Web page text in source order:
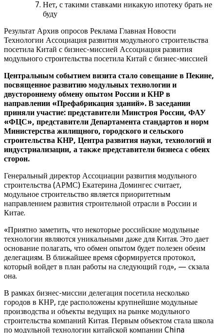
Нет, с такими ставками никакую ипотеку брать не
буду
Результат Архив опросов Реклама Главная Новости
Технологии Ассоциация развития модульного строительства
посетила Китай с бизнес-миссией Ассоциация развития
модульного строительства посетила Китай с бизнес-миссией
Центральным событием визита стало совещание в Пекине,
посвященное развитию модульных технологии и
двустороннему обмену опытом России и КНР в
направлении «Префабрикация зданий». В заседании
приняли участие: представители Минстроя России, ФАУ
«ФЦС», представители Департамента стандартов и норм
Министерства жилищного, городского и сельского
строительства КНР, Центра развития науки, технологий и
индустриализации, а также представители бизнеса с обеих
сторон.
Генеральный директор Ассоциации развития модульного
строительства (АРМС) Екатерина Домингес считает,
модульное строительство является приоритетным
направлением развития строительной отрасли в России и
Китае.
«Приятно заметить, что некоторые российские модульные
технологии являются уникальными даже для Китая. Это дает
основание полагать, что обмен опытом будет полезен обеим
делегациям. В ближайшее время сформируется протокол,
который войдет в план работы на следующий год», — скзала
она.
В рамках бизнес-миссии делегация посетила несколько
городов в КНР, где расположены крупнейшие модульные
производства и объекты ведущих на рынке модульного
строительства компаний Китая. Первым объектом стала школа
по модульной технологии китайской компании China